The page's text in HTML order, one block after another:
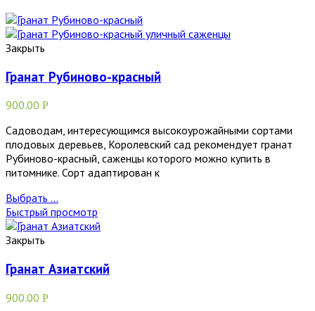
Закрыть
Гранат Рубиново-красный
900.00 Р
Садоводам, интересующимся высокоурожайными сортами
плодовых деревьев, Королевский сад рекомендует гранат
Рубиново-красный, саженцы которого можно купить в
питомнике. Сорт адаптирован к
Выбрать ...
Быстрый просмотр
Закрыть
Гранат Азиатский
900.00 Р